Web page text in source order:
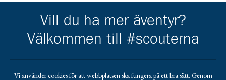
Kårens partners
Vill du ha mer äventyr?
Välkommen till #scouterna
Vi använder cookies för att webbplatsen ska fungera på ett bra sätt. Genom